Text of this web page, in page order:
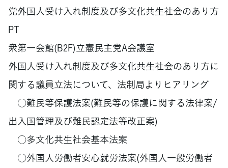
党外国人受け入れ制度及び多文化共生社会のあり方
PT
衆第一会館(B2F)立憲民主党A会議室
外国人受け入れ制度及び多文化共生社会のあり方に
関する議員立法について、法制局よりヒアリング
○難民等保護法案(難民等の保護に関する法律案/
出入国管理及び難民認定法等改正案)
○多文化共生社会基本法案
○外国人労働者安心就労法案(外国人一般労働者